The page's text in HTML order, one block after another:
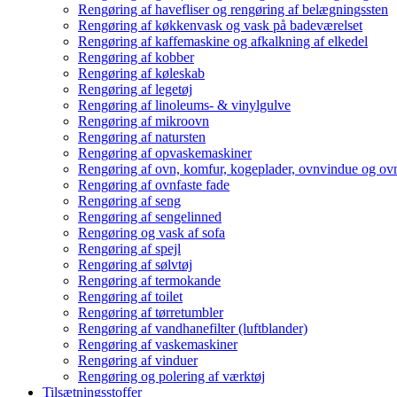
Rengøring af havefliser og rengøring af belægningssten
Rengøring af køkkenvask og vask på badeværelset
Rengøring af kaffemaskine og afkalkning af elkedel
Rengøring af kobber
Rengøring af køleskab
Rengøring af legetøj
Rengøring af linoleums- & vinylgulve
Rengøring af mikroovn
Rengøring af natursten
Rengøring af opvaskemaskiner
Rengøring af ovn, komfur, kogeplader, ovnvindue og
Rengøring af ovnfaste fade
Rengøring af seng
Rengøring af sengelinned
Rengøring og vask af sofa
Rengøring af spejl
Rengøring af sølvtøj
Rengøring af termokande
Rengøring af toilet
Rengøring af tørretumbler
Rengøring af vandhanefilter (luftblander)
Rengøring af vaskemaskiner
Rengøring af vinduer
Rengøring og polering af værktøj
Tilsætningsstoffer